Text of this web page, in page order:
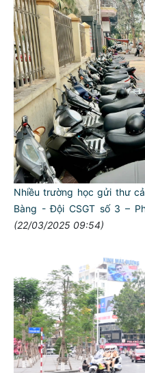
Nhiều trường học gửi thư
Bàng - Đội CSGT số 3 –
(22/03/2025 09:54)